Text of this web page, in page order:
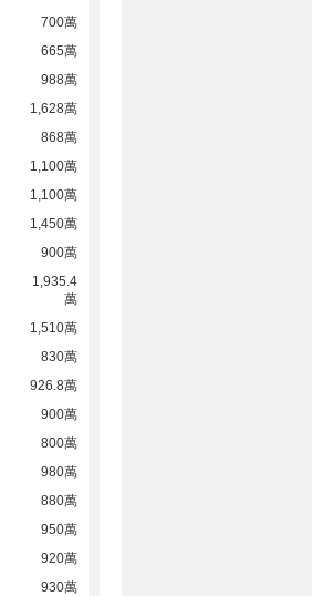
700萬
665萬
988萬
1,628萬
868萬
1,100萬
1,100萬
1,450萬
900萬
1,935.4
萬
1,510萬
830萬
926.8萬
900萬
800萬
980萬
880萬
950萬
920萬
930萬